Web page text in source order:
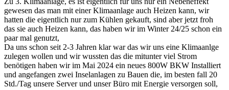
gewesen das man mit einer Klimaanlage auch Heizen kann, wir
hatten die eigentlich nur zum Kühlen gekauft, sind aber jetzt froh
das sie auch Heizen kann, das haben wir im Winter 24/25 schon ein
paar mal genutzt,
Da uns schon seit 2-3 Jahren klar war das wir uns eine Klimaanlge
zulegen wollen und wir wussten das die mitunter viel Strom
benötigen haben wir im Mai 2024 ein neues 800W BKW Installiert
und angefangen zwei Inselanlagen zu Bauen die, im besten fall 20
Std./Tag unsere Server und unser Büro mit Energie versorgen soll,